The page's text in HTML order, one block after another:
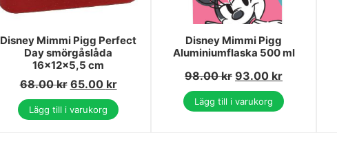
Disney Mimmi Pigg Perfect
Day smörgåslåda
16x12x5,5 cm
68.00kr 65.00 kr
Lägg till i varukorg
Disney Mimmi Pigg
Aluminiumflaska 500 ml
98.00kr 93.00 kr
Lägg till i varukorg